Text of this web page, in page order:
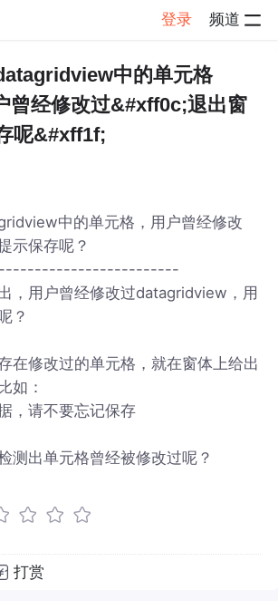
登录 频道
帖子详情
中的单元格
曾经修改过&#xff0c;退出窗
呢&#xff1f;
中的单元格，用户曾经修改
示保存呢？
，用户曾经修改过datagridview，用
？
在修改过的单元格，就在窗体上给出
如：
，请不要忘记保存
测出单元格曾经被修改过呢？
打赏